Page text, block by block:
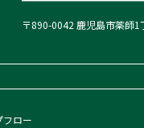
〒890-0042 鹿児島市薬師
ロー